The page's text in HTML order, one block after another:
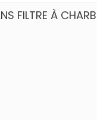
FILTRE À